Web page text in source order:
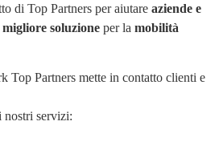
di Top Partners per aiutare aziende e
migliore soluzione per la mobilità
Top Partners mette in contatto clienti e
nostri servizi: